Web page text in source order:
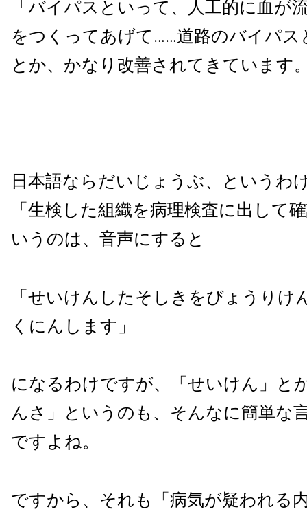
「バイパスといって、人工的に血が
をつくってあげて……道路のバイパス
とか、かなり改善されてきています
日本語ならだいじょうぶ、というわ
「生検した組織を病理検査に出して
いうのは、音声にすると
「せいけんしたそしきをびょうりけ
くにんします」
になるわけですが、「せいけん」と
んさ」というのも、そんなに簡単な
ですよね。
ですから、それも「病気が疑われる